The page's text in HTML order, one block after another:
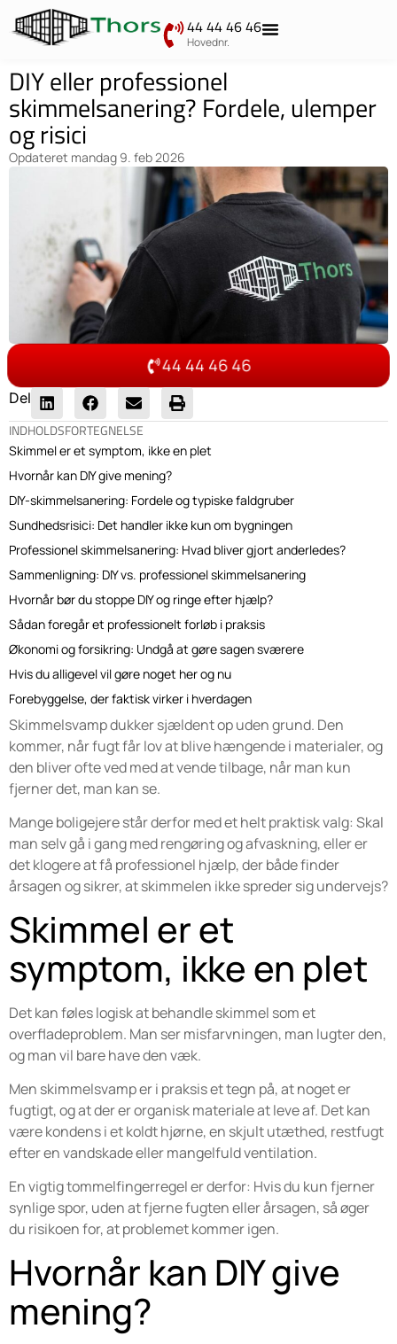
44 44 46 46
Hovednr.
DIY eller professionel
skimmelsanering? Fordele, ulemper
og risici
Opdateret mandag 9. feb 2026
44 44 46 46
Del
INDHOLDSFORTEGNELSE
Skimmel er et symptom, ikke en plet
Hvornår kan DIY give mening?
DIY-skimmelsanering: Fordele og typiske faldgruber
Sundhedsrisici: Det handler ikke kun om bygningen
Professionel skimmelsanering: Hvad bliver gjort anderledes?
Sammenligning: DIY vs. professionel skimmelsanering
Hvornår bør du stoppe DIY og ringe efter hjælp?
Sådan foregår et professionelt forløb i praksis
Økonomi og forsikring: Undgå at gøre sagen sværere
Hvis du alligevel vil gøre noget her og nu
Forebyggelse, der faktisk virker i hverdagen
Skimmelsvamp dukker sjældent op uden grund. Den
kommer, når fugt får lov at blive hængende i materialer, og
den bliver ofte ved med at vende tilbage, når man kun
fjerner det, man kan se.
Mange boligejere står derfor med et helt praktisk valg: Skal
man selv gå i gang med rengøring og afvaskning, eller er
det klogere at få professionel hjælp, der både finder
årsagen og sikrer, at skimmelen ikke spreder sig undervejs?
Skimmel er et
symptom, ikke en plet
Det kan føles logisk at behandle skimmel som et
overfladeproblem. Man ser misfarvningen, man lugter den,
og man vil bare have den væk.
Men skimmelsvamp er i praksis et tegn på, at noget er
fugtigt, og at der er organisk materiale at leve af. Det kan
være kondens i et koldt hjørne, en skjult utæthed, restfugt
efter en vandskade eller mangelfuld ventilation.
En vigtig tommelfingerregel er derfor: Hvis du kun fjerner
synlige spor, uden at fjerne fugten eller årsagen, så øger
du risikoen for, at problemet kommer igen.
Hvornår kan DIY give
mening?